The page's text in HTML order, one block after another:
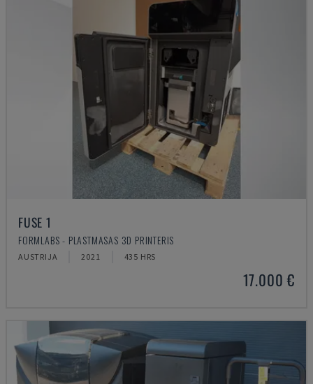
FUSE 1
FORMLABS - PLASTMASAS 3D PRINTERIS
AUSTRIJA 2021 435 HRS
17.000 €